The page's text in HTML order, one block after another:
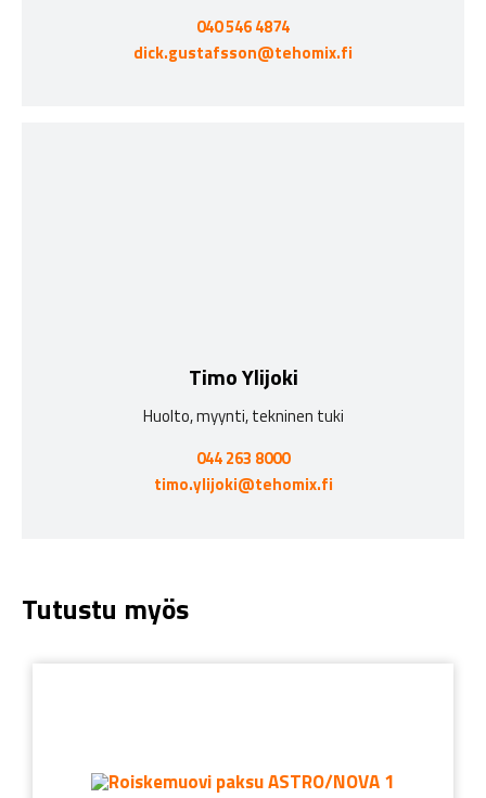
040 546 4874
dick.gustafsson@tehomix.fi
Timo Ylijoki
Huolto, myynti, tekninen tuki
044 263 8000
timo.ylijoki@tehomix.fi
Tutustu myös